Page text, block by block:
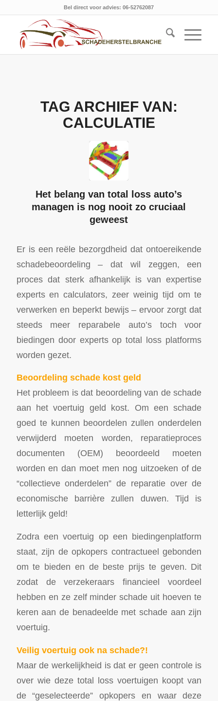
Bel direct voor advies: 06-52762087
TAG ARCHIEF VAN:
CALCULATIE
Het belang van total loss auto’s
managen is nog nooit zo cruciaal
geweest
Er is een reële bezorgdheid dat ontoereikende
schadebeoordeling – dat wil zeggen, een
proces dat sterk afhankelijk is van expertise
experts en calculators, zeer weinig tijd om te
verwerken en beperkt bewijs – ervoor zorgt dat
steeds meer reparabele auto’s toch voor
biedingen door experts op total loss platforms
worden gezet.
Beoordeling schade kost geld
Het probleem is dat beoordeling van de schade
aan het voertuig geld kost. Om een schade
goed te kunnen beoordelen zullen onderdelen
verwijderd moeten worden, reparatieproces
documenten (OEM) beoordeeld moeten
worden en dan moet men nog uitzoeken of de
“collectieve onderdelen” de reparatie over de
economische barrière zullen duwen. Tijd is
letterlijk geld!
Zodra een voertuig op een biedingenplatform
staat, zijn de opkopers contractueel gebonden
om te bieden en de beste prijs te geven. Dit
zodat de verzekeraars financieel voordeel
hebben en ze zelf minder schade uit hoeven te
keren aan de benadeelde met schade aan zijn
voertuig.
Veilig voertuig ook na schade?!
Maar de werkelijkheid is dat er geen controle is
over wie deze total loss voertuigen koopt van
de “geselecteerde” opkopers en waar deze